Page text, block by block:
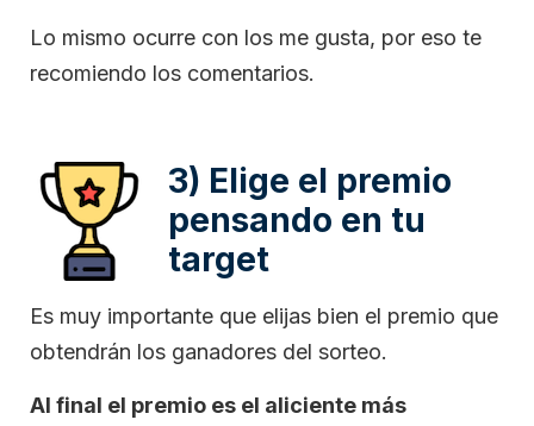
Lo mismo ocurre con los me gusta, por eso te
recomiendo los comentarios.
3) Elige el premio
pensando en tu
target
Es muy importante que elijas bien el premio que
obtendrán los ganadores del sorteo.
Al final el premio es el aliciente más